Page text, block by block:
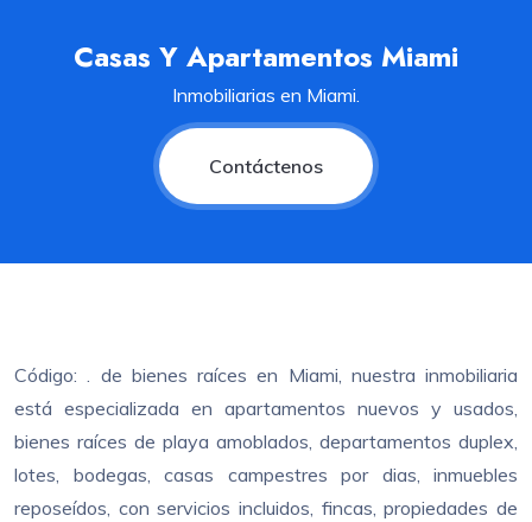
Casas Y Apartamentos Miami
Inmobiliarias en Miami.
Contáctenos
Código: . de bienes raíces en Miami, nuestra inmobiliaria
está especializada en apartamentos nuevos y usados,
bienes raíces de playa amoblados, departamentos duplex,
lotes, bodegas, casas campestres por dias, inmuebles
reposeídos, con servicios incluidos, fincas, propiedades de